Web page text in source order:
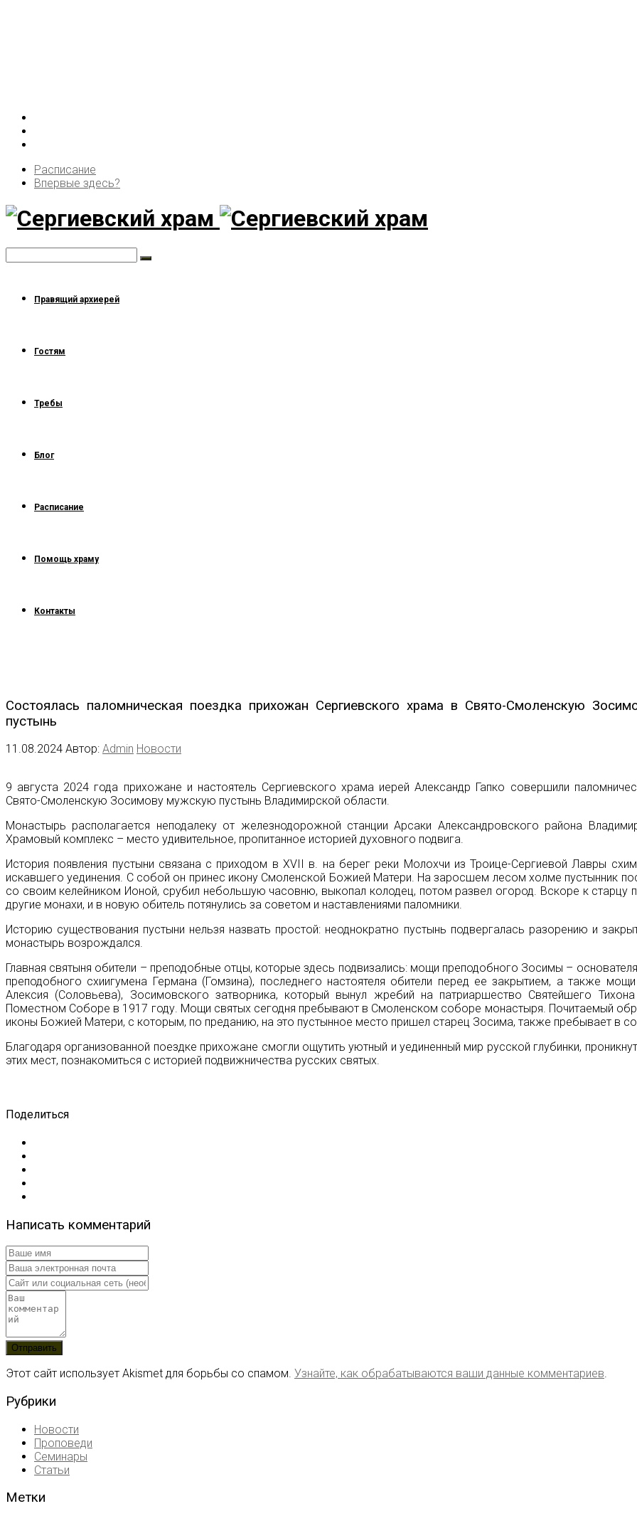
Расписание
Впервые здесь?
Правящий архиерей
Гостям
Требы
Блог
Расписание
Помощь храму
Контакты
Состоялась паломническая поездка прихожан Сергиевского храма в Свято-Смоленскую
пустынь
11.08.2024 Автор: Admin Новости
9 августа 2024 года прихожане и настоятель Сергиевского храма иерей Александр Гапко совершили
Свято-Смоленскую Зосимову мужскую пустынь Владимирской области.
Монастырь располагается неподалеку от железнодорожной станции Арсаки Александровского района
Храмовый комплекс – место удивительное, пропитанное историей духовного подвига.
История появления пустыни связана с приходом в XVII в. на берег реки Молохчи из Троице-Сергиевой Лавры
искавшего уединения. С собой он принес икону Смоленской Божией Матери. На заросшем лесом холме пустынник
со своим келейником Ионой, срубил небольшую часовню, выкопал колодец, потом развел огород. Вскоре к старцу
другие монахи, и в новую обитель потянулись за советом и наставлениями паломники.
Историю существования пустыни нельзя назвать простой: неоднократно пустынь подвергалась разорению и
монастырь возрождался.
Главная святыня обители – преподобные отцы, которые здесь подвизались: мощи преподобного Зосимы –
преподобного схиигумена Германа (Гомзина), последнего настоятеля обители перед ее закрытием, а также
Алексия (Соловьева), Зосимовского затворника, который вынул жребий на патриаршество Святейшего
Поместном Соборе в 1917 году. Мощи святых сегодня пребывают в Смоленском соборе монастыря. Почитаемый
иконы Божией Матери, с которым, по преданию, на это пустынное место пришел старец Зосима, также пребывает в
Благодаря организованной поездке прихожане смогли ощутить уютный и уединенный мир русской глубинки,
этих мест, познакомиться с историей подвижничества русских святых.
Поделиться
Написать комментарий
Этот сайт использует Akismet для борьбы со спамом. Узнайте, как обрабатываются ваши данные комментариев.
Рубрики
Новости
Проповеди
Семинары
Статьи
Метки